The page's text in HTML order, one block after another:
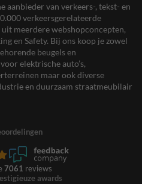
aanbieder van verkeers-, tekst- en
verkeersgerelateerde
meerdere webshopconcepten,
en Safety. Bij ons koop je zowel
beugels en
elektrische auto’s,
maar ook diverse
en duurzaam straatmeubilair
7061 reviews
awards